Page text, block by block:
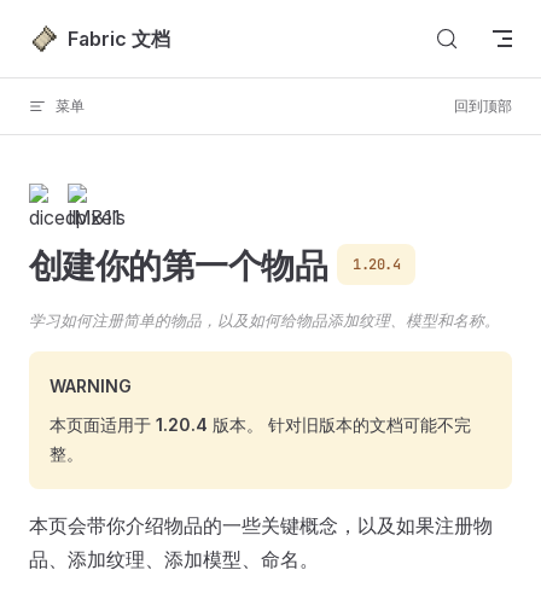
跳转到内容Fabric 文档
菜单 回到顶部
创建你的第一个物品 1.20.4
学习如何注册简单的物品，以及如何给物品添加纹理、模型和名称。
WARNING
本页面适用于 1.20.4 版本。 针对旧版本的文档可能不完
整。
本页会带你介绍物品的一些关键概念，以及如果注册物
品、添加纹理、添加模型、命名。